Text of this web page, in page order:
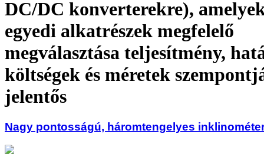
DC/DC konverterekre),
egyedi alkatrészek megfelelő
megválasztása teljesítmény,
költségek és méretek
jelentős
Nagy pontosságú, háromtengelyes